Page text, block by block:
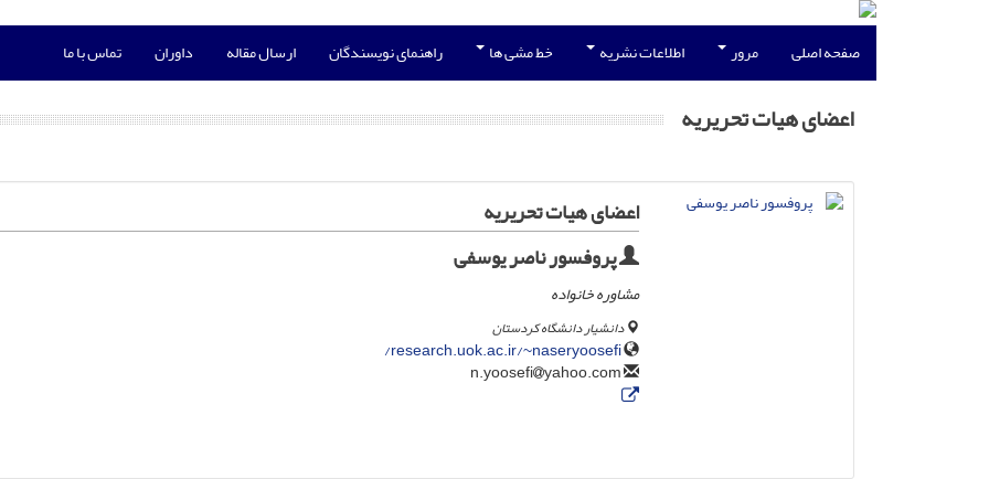
صفحه اصلی مرور اطلاعات نشریه خط مشی ها راهنمای نویسندگان ارسال مقاله داوران تماس با ما
اعضای هیات تحریریه
اعضای هیات تحریریه
پروفسور ناصر یوسفی
مشاوره خانواده
دانشیار دانشگاه کردستان
research.uok.ac.ir/~naseryoosefi/
yahoo.com